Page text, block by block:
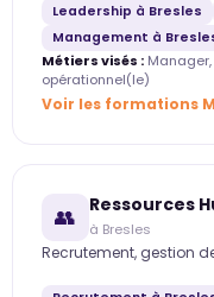
Leadership à Bresles
Management à
Métiers visés :
opérationnel(le)
Voir les formations
👥 Ressources
à Bresles
Recrutement, gestion